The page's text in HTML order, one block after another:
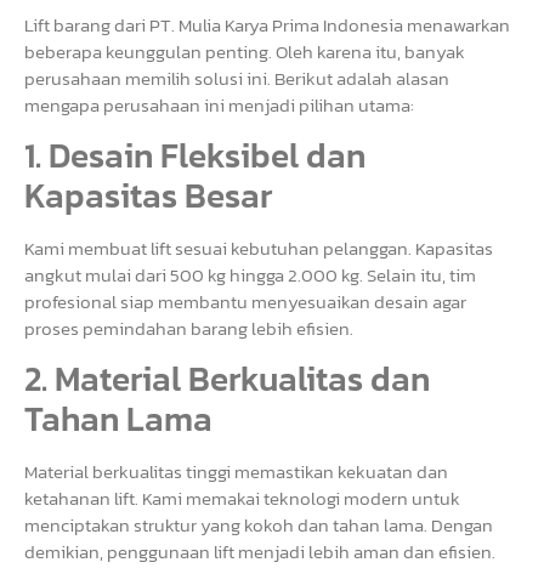
Lift barang dari PT. Mulia Karya Prima Indonesia menawarkan
beberapa keunggulan penting. Oleh karena itu, banyak
perusahaan memilih solusi ini. Berikut adalah alasan
mengapa perusahaan ini menjadi pilihan utama:
1. Desain Fleksibel dan
Kapasitas Besar
Kami membuat lift sesuai kebutuhan pelanggan. Kapasitas
angkut mulai dari 500 kg hingga 2.000 kg. Selain itu, tim
profesional siap membantu menyesuaikan desain agar
proses pemindahan barang lebih efisien.
2. Material Berkualitas dan
Tahan Lama
Material berkualitas tinggi memastikan kekuatan dan
ketahanan lift. Kami memakai teknologi modern untuk
menciptakan struktur yang kokoh dan tahan lama. Dengan
demikian, penggunaan lift menjadi lebih aman dan efisien.